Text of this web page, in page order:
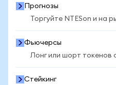
Прогнозы
Торгуйте NTESon и на
Фьючерсы
Лонг или шорт токенов
Стейкинг